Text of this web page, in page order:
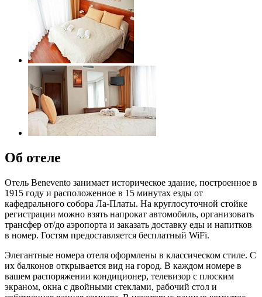
Об отеле
Отель Benevento занимает историческое здание, построенное в
1915 году и расположенное в 15 минутах езды от
кафедрального собора Ла-Платы. На круглосуточной стойке
регистрации можно взять напрокат автомобиль, организовать
трансфер от/до аэропорта и заказать доставку еды и напитков
в номер. Гостям предоставляется бесплатный WiFi.
Элегантные номера отеля оформлены в классическом стиле. С
их балконов открывается вид на город. В каждом номере в
вашем распоряжении кондиционер, телевизор с плоским
экраном, окна с двойными стеклами, рабочий стол и